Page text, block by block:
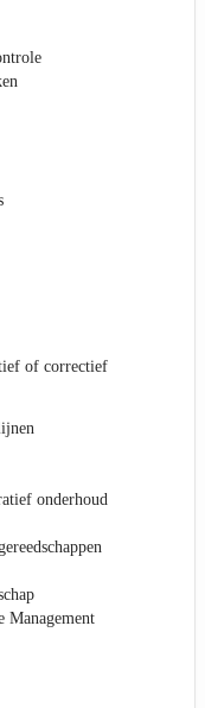
of correctief
onderhoud
Management